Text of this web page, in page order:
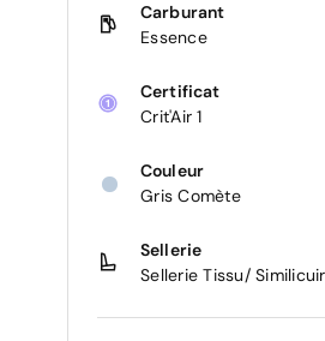
Carburant
Essence
Certificat
Crit'Air 1
Couleur
Gris Comète
Sellerie
Sellerie Tissu/ Similicuir